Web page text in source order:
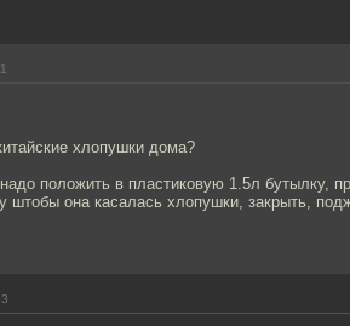
хлопушки дома?
положить в пластиковую 1.5л бутылку,
штобы она касалась хлопушки, закрыть,